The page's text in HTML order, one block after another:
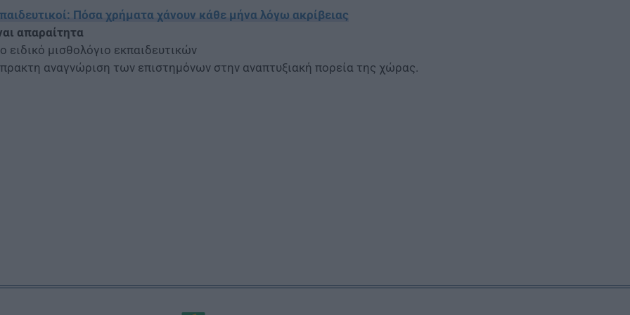
Πόσα χρήματα χάνουν κάθε μήνα λόγω ακρίβειας
απαραίτητα
ειδικό μισθολόγιο εκπαιδευτικών
αναγνώριση των επιστημόνων στην αναπτυξιακή πορεία της χώρας.